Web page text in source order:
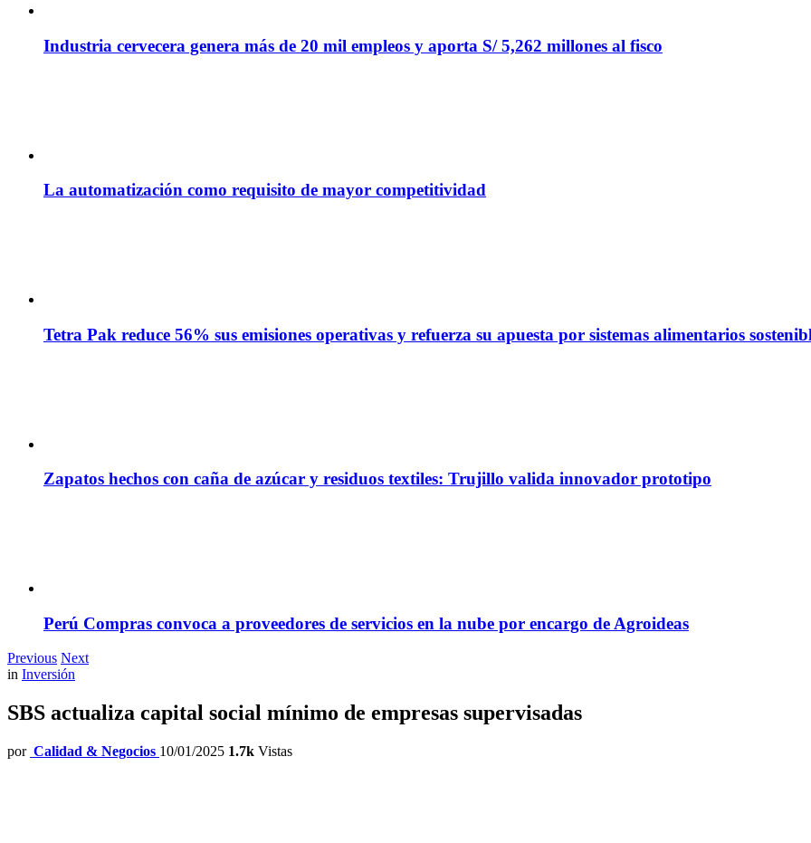
Industria cervecera genera más de 20 mil empleos y aporta S/ 5,262 millones al fisco
La automatización como requisito de mayor competitividad
Tetra Pak reduce 56% sus emisiones operativas y refuerza su apuesta por sistemas alimentarios
Zapatos hechos con caña de azúcar y residuos textiles: Trujillo valida innovador prototipo
Perú Compras convoca a proveedores de servicios en la nube por encargo de Agroideas
Previous Next
in Inversión
SBS actualiza capital social mínimo de empresas supervisadas
por Calidad & Negocios 10/01/2025 1.7k Vistas